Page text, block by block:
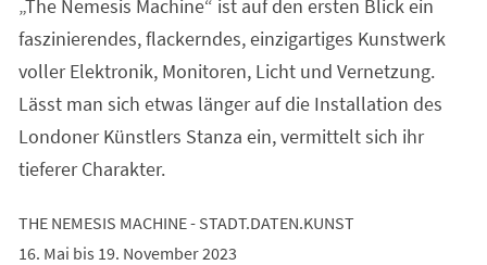
„The Nemesis Machine“ ist auf den ersten Blick ein
faszinierendes, flackerndes, einzigartiges Kunstwerk
voller Elektronik, Monitoren, Licht und Vernetzung.
Lässt man sich etwas länger auf die Installation des
Londoner Künstlers Stanza ein, vermittelt sich ihr
tieferer Charakter.
THE NEMESIS MACHINE - STADT.DATEN.KUNST
16. Mai bis 19. November 2023